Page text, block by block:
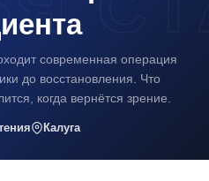
современная операция
до восстановления. Что
когда вернётся зрение.
Калуга